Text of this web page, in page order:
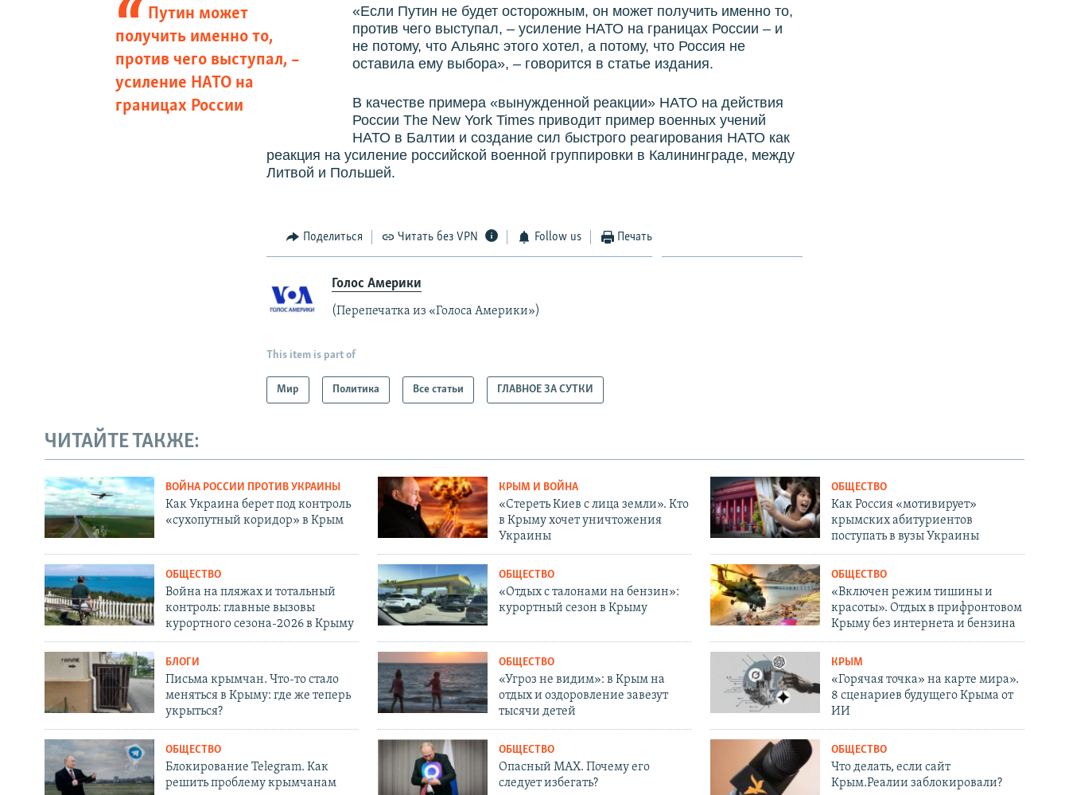
Путин может
получить именно то,
против чего выступал, –
усиление НАТО на
границах России
«Если Путин не будет осторожным, он может получить именно то,
против чего выступал, – усиление НАТО на границах России – и
не потому, что Альянс этого хотел, а потому, что Россия не
оставила ему выбора», – говорится в статье издания.
В качестве примера «вынужденной реакции» НАТО на действия
России The New York Times приводит пример военных учений
НАТО в Балтии и создание сил быстрого реагирования НАТО как
реакция на усиление российской военной группировки в Калининграде, между
Литвой и Польшей.
Поделиться Читать без VPN Follow us Печать
Голос Америки
(Перепечатка из «Голоса Америки»)
This item is part of
Мир Политика Все статьи ГЛАВНОЕ ЗА СУТКИ
ЧИТАЙТЕ ТАКЖЕ:
ВОЙНА РОССИИ ПРОТИВ УКРАИНЫ
Как Украина берет под контроль
«сухопутный коридор» в Крым
КРЫМ И ВОЙНА
«Стереть Киев с лица земли». Кто
в Крыму хочет уничтожения
Украины
ОБЩЕСТВО
Как Россия «мотивирует»
крымских абитуриентов
поступать в вузы Украины
ОБЩЕСТВО
Война на пляжах и тотальный
контроль: главные вызовы
курортного сезона-2026 в Крыму
ОБЩЕСТВО
«Отдых с талонами на бензин»:
курортный сезон в Крыму
ОБЩЕСТВО
«Включен режим тишины и
красоты». Отдых в прифронтовом
Крыму без интернета и бензина
БЛОГИ
Письма крымчан. Что-то стало
меняться в Крыму: где же теперь
укрыться?
ОБЩЕСТВО
«Угроз не видим»: в Крым на
отдых и оздоровление завезут
тысячи детей
КРЫМ
«Горячая точка» на карте мира».
8 сценариев будущего Крыма от
ИИ
ОБЩЕСТВО
Блокирование Telegram. Как
решить проблему крымчанам
ОБЩЕСТВО
Опасный MAX. Почему его
следует избегать?
ОБЩЕСТВО
Что делать, если сайт
Крым.Реалии заблокировали?